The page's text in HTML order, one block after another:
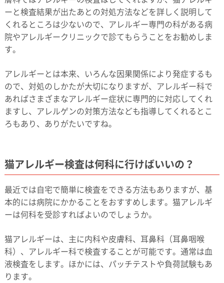
ーと検査結果が出たあとの対処方法などを詳しく説明して
くれるところは少ないので、アレルギー専門の科がある病
院やアレルギークリニックで診てもらうことをお勧めしま
す。
アレルギーとは本来、いろんな因果関係により発症するも
ので、対処のしかたが大切になりますが、アレルギー科で
あればさまざまなアレルギー症状に専門的に対応してくれ
ますし、アレルゲンの対策方法なども指導してくれるとこ
ろもあり、ありがたいですね。
猫アレルギー検査は何科に行けばいいの？
最近では自宅で簡単に検査をできる方法もありますが、基
本的には病院にかかることをおすすめします。猫アレルギ
ーは何科を受診すればよいのでしょうか。
猫アレルギーは、主に内科や皮膚科、耳鼻科（耳鼻咽喉
科）、アレルギー科で検査することが可能です。通常は血
液検査をします。ほかには、パッチテストや負荷試験もあ
ります。